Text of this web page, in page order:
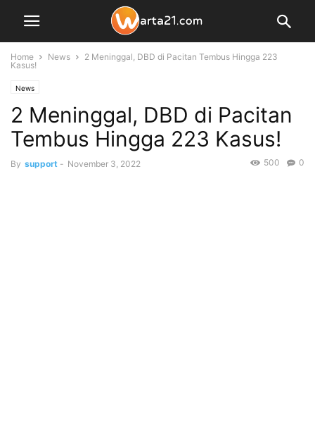
Home News
2 Meninggal, DBD di Pacitan Tembus Hingga 223
Kasus!
News
2 Meninggal, DBD di Pacitan
Tembus Hingga 223 Kasus!
By support - November 3, 2022 0
500